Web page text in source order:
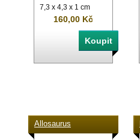
7,3 x 4,3 x 1 cm
160,00 Kč
Allosaurus